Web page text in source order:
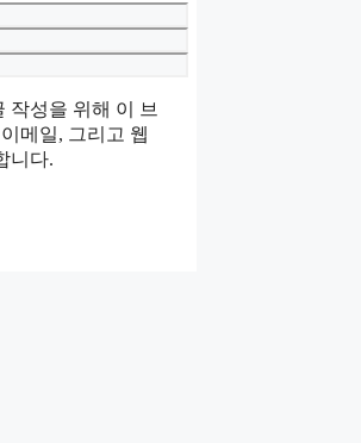
작성을 위해 이 브
메일, 그리고 웹
니다.